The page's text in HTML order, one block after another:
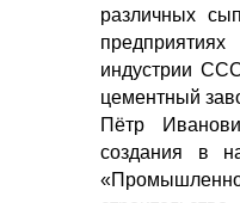
различных
индустрии
цементный
Пётр
создания в